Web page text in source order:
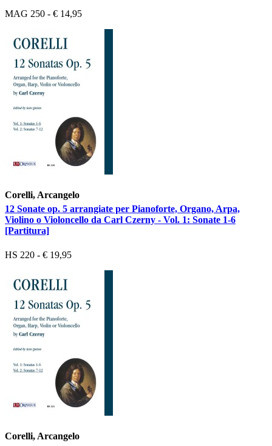
MAG 250 - € 14,95
Corelli, Arcangelo
12 Sonate op. 5 arrangiate per Pianoforte, Organo, Arpa,
Violino o Violoncello da Carl Czerny - Vol. 1: Sonate 1-6
[Partitura]
HS 220 - € 19,95
Corelli, Arcangelo